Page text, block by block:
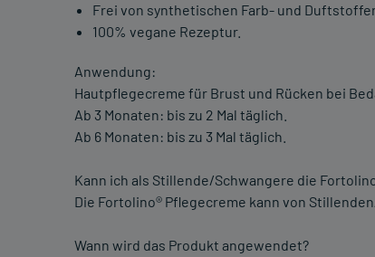
Frei von synthetischen Farb- und
100% vegane Rezeptur.
Anwendung:
Hautpflegecreme für Brust und Rücken bei
Ab 3 Monaten: bis zu 2 Mal täglich.
Ab 6 Monaten: bis zu 3 Mal täglich.
Kann ich als Stillende/Schwangere die
Die Fortolino® Pflegecreme kann von
Wann wird das Produkt angewendet?